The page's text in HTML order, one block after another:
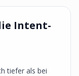
Intent-
tiefer als bei